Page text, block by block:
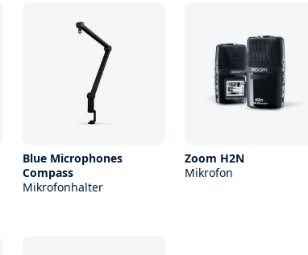
Blue Microphones
Compass
Mikrofonhalter
Zoom H2N
Mikrofon